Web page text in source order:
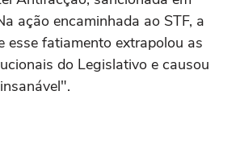
ação encaminhada ao STF, a
esse fatiamento extrapolou as
do Legislativo e causou